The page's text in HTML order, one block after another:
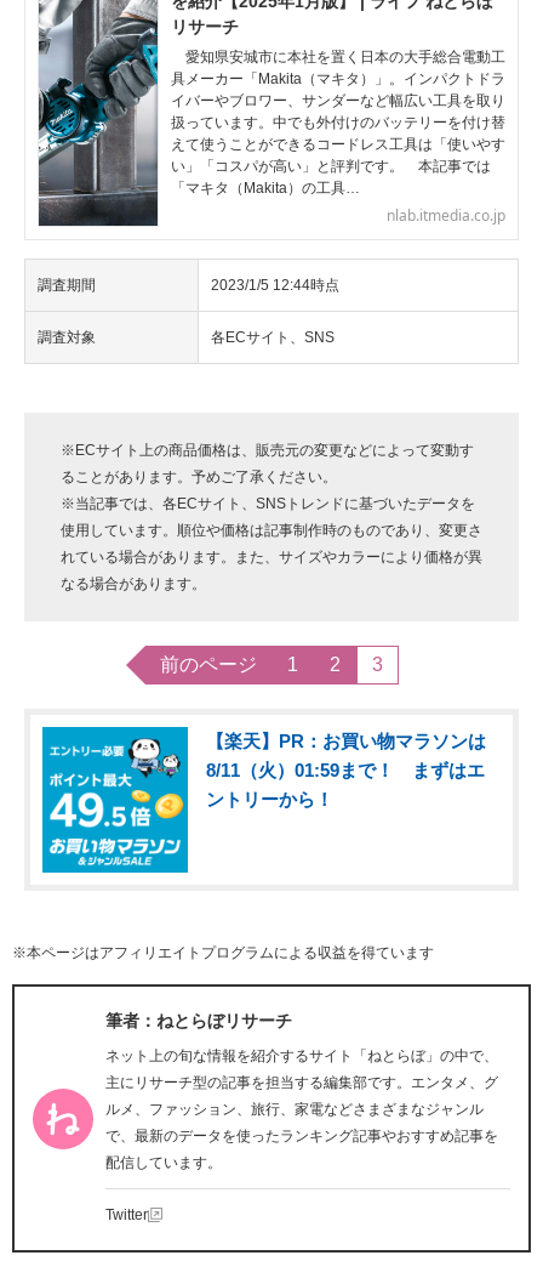
リサーチ
愛知県安城市に本社を置く日本の大手総合電動工
具メーカー「Makita（マキタ）」。インパクトドラ
イバーやブロワー、サンダーなど幅広い工具を取り
扱っています。中でも外付けのバッテリーを付け替
えて使うことができるコードレス工具は「使いやす
い」「コスパが高い」と評判です。 本記事では
「マキタ（Makita）の工具…
nlab.itmedia.co.jp
調査期間 2023/1/5 12:44時点
調査対象 各ECサイト、SNS
※ECサイト上の商品価格は、販売元の変更などによって変動す
ることがあります。予めご了承ください。
※当記事では、各ECサイト、SNSトレンドに基づいたデータを
使用しています。順位や価格は記事制作時のものであり、変更さ
れている場合があります。また、サイズやカラーにより価格が異
なる場合があります。
前のページ 1 2 3
【楽天】PR：お買い物マラソンは
8/11（火）01:59まで！ まずはエ
ントリーから！
※本ページはアフィリエイトプログラムによる収益を得ています
筆者：ねとらぼリサーチ
ネット上の旬な情報を紹介するサイト「ねとらぼ」の中で、
主にリサーチ型の記事を担当する編集部です。エンタメ、グ
ルメ、ファッション、旅行、家電などさまざまなジャンル
で、最新のデータを使ったランキング記事やおすすめ記事を
配信しています。
Twitter